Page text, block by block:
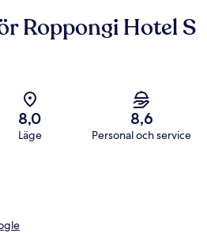
Roppongi Hotel S
8,0
Läge
8,6
Personal och service